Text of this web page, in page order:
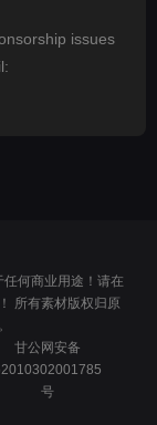
issues
何商业用途！请在
所有素材版权归原
甘公网安备
号